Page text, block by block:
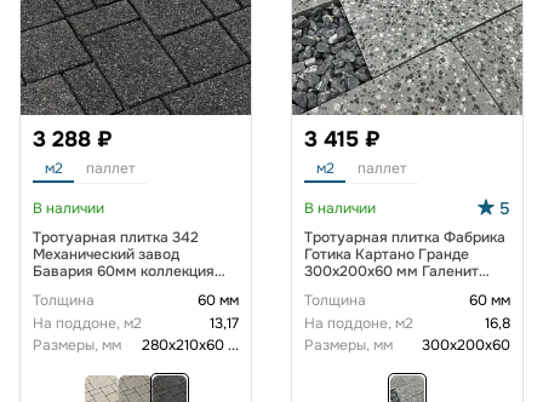
3 288 ₽
м2 паллет
В наличии
Тротуарная плитка 342
Механический завод
Бавария 60мм коллекция
Толщина
60 мм
На поддоне, м2
13,17
Размеры, мм
280х210х60...
3 415 ₽
м2 паллет
В наличии 5
Тротуарная плитка Фабрика
Готика Картано Гранде
300х200х60 мм Галенит
Толщина
60 мм
На поддоне, м2
16,8
Размеры, мм
300х200х60